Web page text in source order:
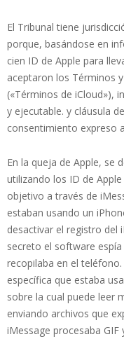
El Tribunal tiene
porque, basándose en
cien ID de Apple para
aceptaron los Términos
(«Términos de iCloud»),
y ejecutable. y cláusula
consentimiento expreso
En la queja de Apple, se
utilizando los ID de
objetivo a través de
estaban usando un
desactivar el registro del
secreto el software
recopilaba en el
específica que estaba
sobre la cual puede leer
enviando archivos que
iMessage procesaba GIF